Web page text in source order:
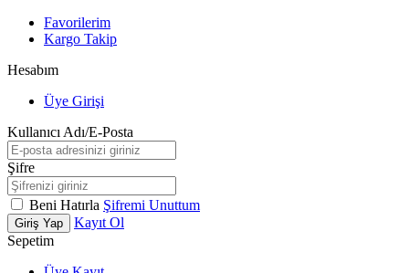
Favorilerim
Kargo Takip
Hesabım
Üye Girişi
Kullanıcı Adı/E-Posta
Şifre
Beni Hatırla Şifremi Unuttum
Giriş Yap
Kayıt Ol
Sepetim